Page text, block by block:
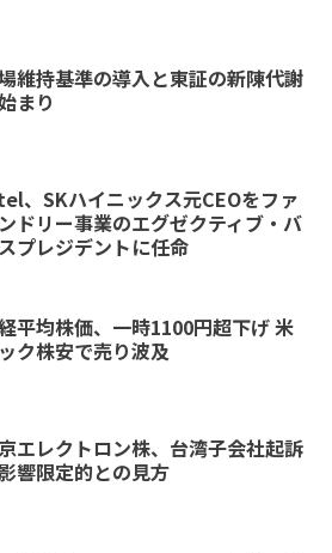
維持基準の導入と東証の新陳代謝
まり
、SKハイニックス元CEOをファ
ドリー事業のエグゼクティブ・バ
プレジデントに任命
平均株価、一時1100円超下げ 米
ク株安で売り波及
エレクトロン株、台湾子会社起訴
響限定的との見方